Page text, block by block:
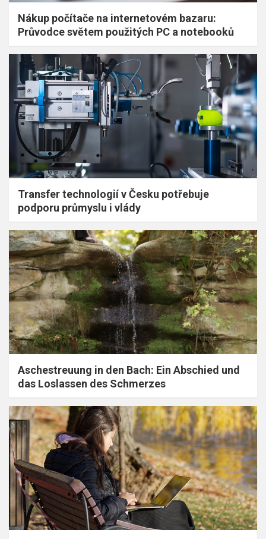
Nákup počítače na internetovém bazaru:
Průvodce světem použitých PC a notebooků
Transfer technologií v Česku potřebuje
podporu průmyslu i vlády
Aschestreuung in den Bach: Ein Abschied und
das Loslassen des Schmerzes